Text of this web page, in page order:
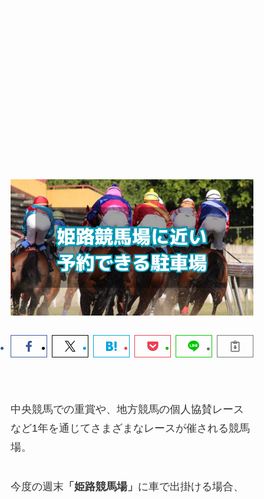
中央競馬での重賞や、地方競馬の個人協賛レース
など1年を通じてさまざまなレースが催される競馬
場。
今度の週末 「姫路競馬場」 に車で出掛ける場合、